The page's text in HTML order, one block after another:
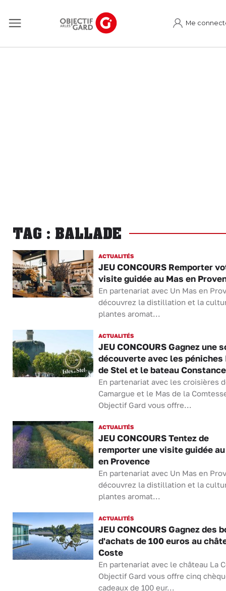
Me
TAG : BALLADE
ACTUALITÉS
JEU CONCOURS Remporter
visite guidée au Mas en
En partenariat avec Un Mas en
découvrez la distillation et la
plantes aromat...
ACTUALITÉS
JEU CONCOURS Gagnez une
découverte avec les péniches
de Stel et le bateau Constance
En partenariat avec les croisières
Camargue et le Mas de la
Objectif Gard vous offre...
ACTUALITÉS
JEU CONCOURS Tentez de
remporter une visite guidée
en Provence
En partenariat avec Un Mas en
découvrez la distillation et la
plantes aromat...
ACTUALITÉS
JEU CONCOURS Gagnez des
d'achats de 100 euros au
Coste
En partenariat avec le château La
Objectif Gard vous offre cinq
cadeaux de 100 eur...